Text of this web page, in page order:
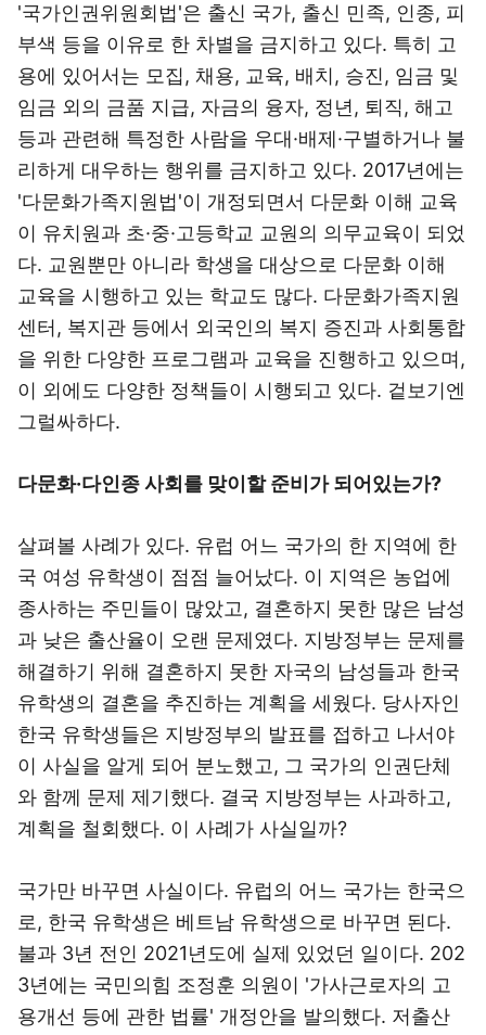
'국가인권위원회법'은 출신 국가, 출신 민족, 인종, 피
부색 등을 이유로 한 차별을 금지하고 있다. 특히 고
용에 있어서는 모집, 채용, 교육, 배치, 승진, 임금 및
임금 외의 금품 지급, 자금의 융자, 정년, 퇴직, 해고
등과 관련해 특정한 사람을 우대·배제·구별하거나 불
리하게 대우하는 행위를 금지하고 있다. 2017년에는
'다문화가족지원법'이 개정되면서 다문화 이해 교육
이 유치원과 초·중·고등학교 교원의 의무교육이 되었
다. 교원뿐만 아니라 학생을 대상으로 다문화 이해
교육을 시행하고 있는 학교도 많다. 다문화가족지원
센터, 복지관 등에서 외국인의 복지 증진과 사회통합
을 위한 다양한 프로그램과 교육을 진행하고 있으며,
이 외에도 다양한 정책들이 시행되고 있다. 겉보기엔
그럴싸하다.
다문화·다인종 사회를 맞이할 준비가 되어있는가?
살펴볼 사례가 있다. 유럽 어느 국가의 한 지역에 한
국 여성 유학생이 점점 늘어났다. 이 지역은 농업에
종사하는 주민들이 많았고, 결혼하지 못한 많은 남성
과 낮은 출산율이 오랜 문제였다. 지방정부는 문제를
해결하기 위해 결혼하지 못한 자국의 남성들과 한국
유학생의 결혼을 추진하는 계획을 세웠다. 당사자인
한국 유학생들은 지방정부의 발표를 접하고 나서야
이 사실을 알게 되어 분노했고, 그 국가의 인권단체
와 함께 문제 제기했다. 결국 지방정부는 사과하고,
계획을 철회했다. 이 사례가 사실일까?
국가만 바꾸면 사실이다. 유럽의 어느 국가는 한국으
로, 한국 유학생은 베트남 유학생으로 바꾸면 된다.
불과 3년 전인 2021년도에 실제 있었던 일이다. 202
3년에는 국민의힘 조정훈 의원이 '가사근로자의 고
용개선 등에 관한 법률' 개정안을 발의했다. 저출산